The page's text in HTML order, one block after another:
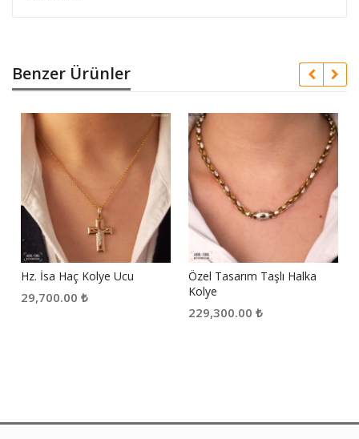
Benzer Ürünler
Hz. İsa Haç Kolye Ucu
29,700.00 ₺
Özel Tasarım Taşlı Halka
Kolye
229,300.00 ₺